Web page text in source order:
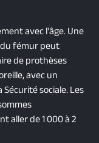
avec l'âge. Une
fémur peut
de prothèses
avec un
sociale. Les
aller de 1 000 à 2